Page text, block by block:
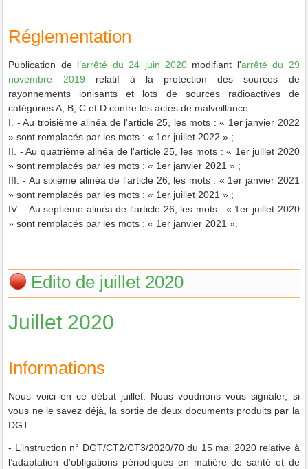
Réglementation
Publication de l’arrêté du 24 juin 2020modifiant l'arrêté du 29
novembre 2019 relatif à la protection des sources de
rayonnements ionisants et lots de sources radioactives de
catégories A, B, C et D contre les actes de malveillance.
I. - Au troisième alinéa de l'article 25, les mots : « 1er janvier 2022
» sont remplacés par les mots : « 1er juillet 2022 » ;
II. - Au quatrième alinéa de l'article 25, les mots : « 1er juillet 2020
» sont remplacés par les mots : « 1er janvier 2021 » ;
III. - Au sixième alinéa de l'article 26, les mots : « 1er janvier 2021
» sont remplacés par les mots : « 1er juillet 2021 » ;
IV. - Au septième alinéa de l'article 26, les mots : « 1er juillet 2020
» sont remplacés par les mots : « 1er janvier 2021 ».
Edito de juillet 2020
Juillet 2020
Informations
Nous voici en ce début juillet. Nous voudrions vous signaler, si
vous ne le savez déjà, la sortie de deux documents produits par la
DGT :
- L’instruction n° DGT/CT2/CT3/2020/70 du 15 mai 2020 relative à
l’adaptation d’obligations périodiques en matière de santé et de